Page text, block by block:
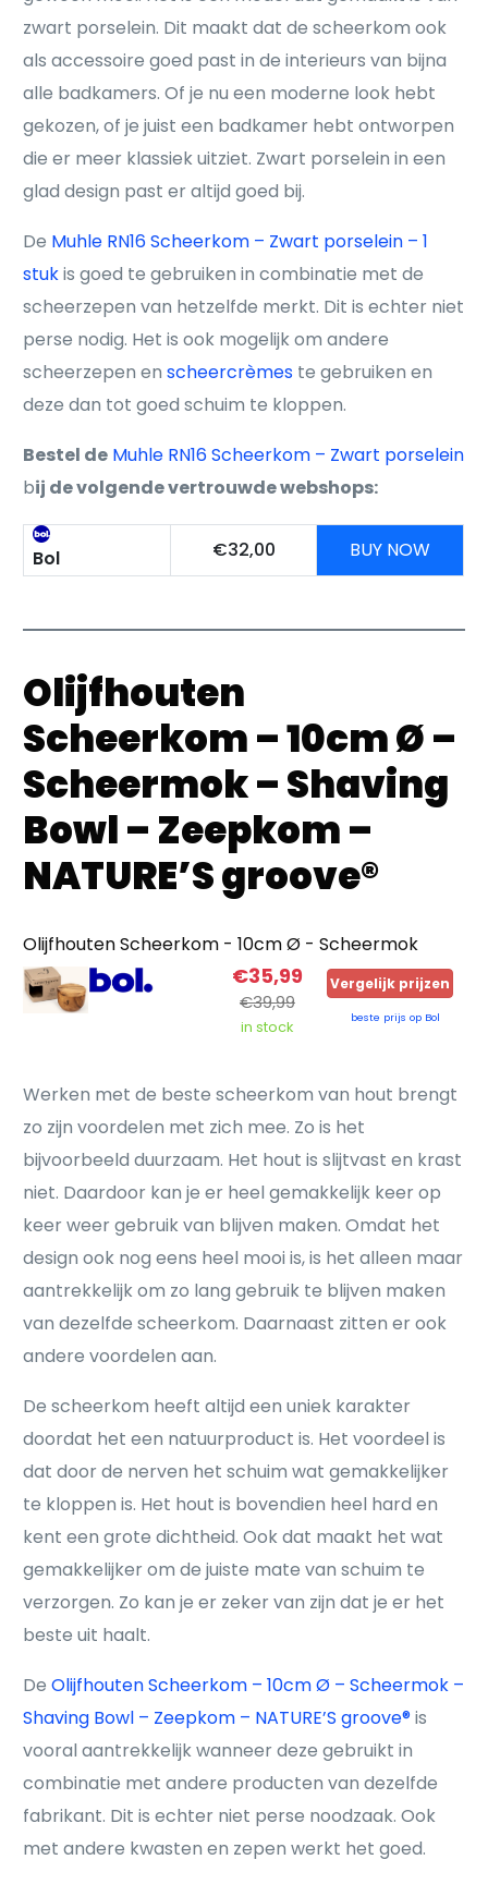
zwart porselein. Dit maakt dat de scheerkom ook
als accessoire goed past in de interieurs van bijna
alle badkamers. Of je nu een moderne look hebt
gekozen, of je juist een badkamer hebt ontworpen
die er meer klassiek uitziet. Zwart porselein in een
glad design past er altijd goed bij.
De Muhle RN16 Scheerkom – Zwart porselein – 1
stukis goed te gebruiken in combinatie met de
scheerzepen van hetzelfde merkt. Dit is echter niet
perse nodig. Het is ook mogelijk om andere
scheerzepen enscheercrèmes te gebruiken en
deze dan tot goed schuim te kloppen.
Bestel de Muhle RN16 Scheerkom – Zwart porselein
bij de volgende vertrouwde webshops:
Bol €32,00 BUY NOW
Olijfhouten
Scheerkom – 10cm Ø –
Scheermok – Shaving
Bowl – Zeepkom –
NATURE’S groove®
Olijfhouten Scheerkom - 10cm Ø - Scheermok
€35,99
€39,99
in stock
Vergelijk prijzen
beste prijs op Bol
Werken met de beste scheerkom van hout brengt
zo zijn voordelen met zich mee. Zo is het
bijvoorbeeld duurzaam. Het hout is slijtvast en krast
niet. Daardoor kan je er heel gemakkelijk keer op
keer weer gebruik van blijven maken. Omdat het
design ook nog eens heel mooi is, is het alleen maar
aantrekkelijk om zo lang gebruik te blijven maken
van dezelfde scheerkom. Daarnaast zitten er ook
andere voordelen aan.
De scheerkom heeft altijd een uniek karakter
doordat het een natuurproduct is. Het voordeel is
dat door de nerven het schuim wat gemakkelijker
te kloppen is. Het hout is bovendien heel hard en
kent een grote dichtheid. Ook dat maakt het wat
gemakkelijker om de juiste mate van schuim te
verzorgen. Zo kan je er zeker van zijn dat je er het
beste uit haalt.
DeOlijfhouten Scheerkom – 10cm Ø – Scheermok –
Shaving Bowl – Zeepkom – NATURE’S groove®is
vooral aantrekkelijk wanneer deze gebruikt in
combinatie met andere producten van dezelfde
fabrikant. Dit is echter niet perse noodzaak. Ook
met andere kwasten en zepen werkt het goed.